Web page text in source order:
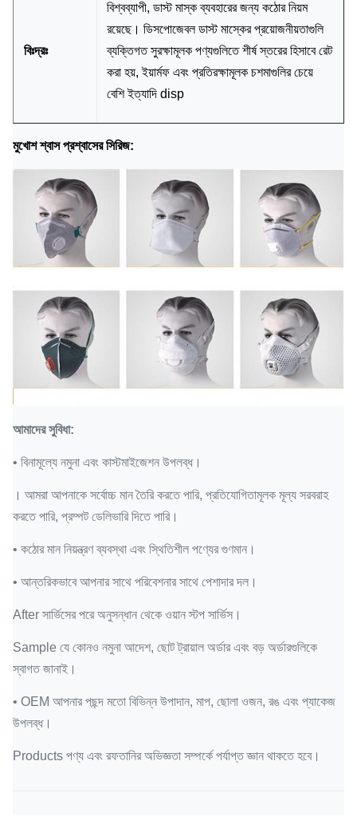
বিঃদ্রঃ
বিশ্বব্যাপী, ডাস্ট মাস্ক ব্যবহারের জন্য কঠোর নিয়ম
রয়েছে। ডিসপোজেবল ডাস্ট মাস্কের প্রয়োজনীয়তাগুলি
ব্যক্তিগত সুরক্ষামূলক পণ্যগুলিতে শীর্ষ স্তরের হিসাবে রেট
করা হয়, ইয়ার্মফ এবং প্রতিরক্ষামূলক চশমাগুলির চেয়ে
বেশি ইত্যাদি disp
মুখোশ শ্বাস প্রশ্বাসের সিরিজ:
আমাদের সুবিধা:
• বিনামূল্যে নমুনা এবং কাস্টমাইজেশন উপলব্ধ।
। আমরা আপনাকে সর্বোচ্চ মান তৈরি করতে পারি, প্রতিযোগিতামূলক মূল্য সরবরাহ
করতে পারি, প্রম্পট ডেলিভারি দিতে পারি।
• কঠোর মান নিয়ন্ত্রণ ব্যবস্থা এবং স্থিতিশীল পণ্যের গুণমান।
• আন্তরিকভাবে আপনার সাথে পরিবেশনার সাথে পেশাদার দল।
After সার্ভিসের পরে অনুসন্ধান থেকে ওয়ান স্টপ সার্ভিস।
Sample যে কোনও নমুনা আদেশ, ছোট ট্রায়াল অর্ডার এবং বড় অর্ডারগুলিকে
স্বাগত জানাই।
• OEM আপনার পছন্দ মতো বিভিন্ন উপাদান, মাপ, ছোলা ওজন, রঙ এবং প্যাকেজ
উপলব্ধ।
Products পণ্য এবং রফতানির অভিজ্ঞতা সম্পর্কে পর্যাপ্ত জ্ঞান থাকতে হবে।